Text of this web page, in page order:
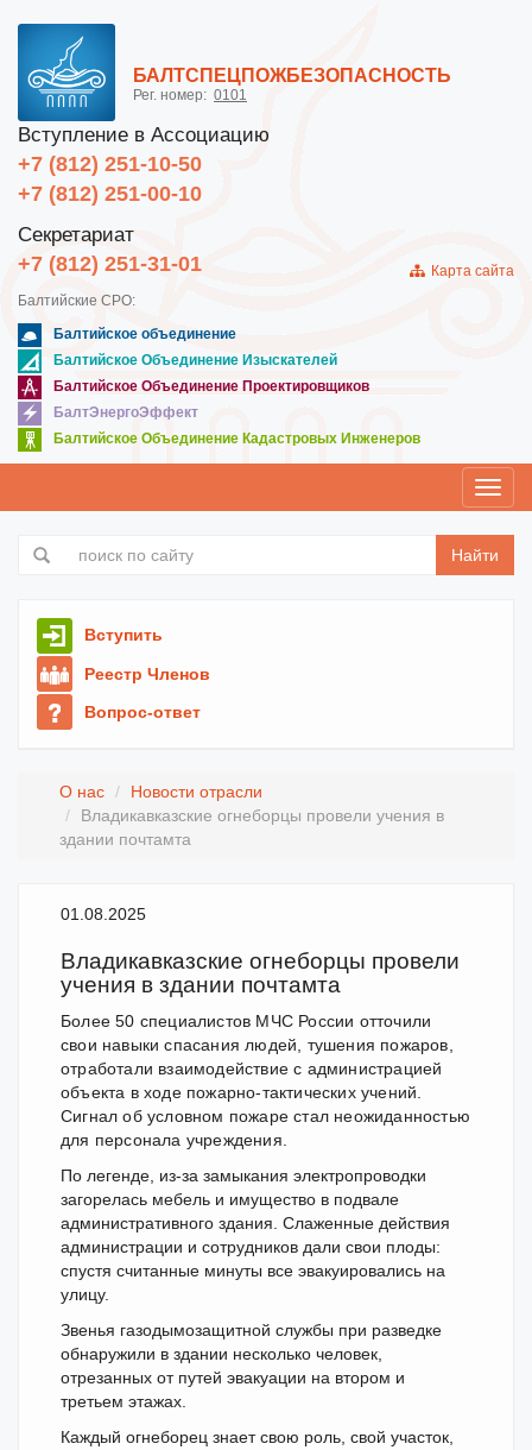
БАЛТСПЕЦПОЖБЕЗОПАСНОСТЬ
Рег. номер: 0101
Вступление в Ассоциацию
+7 (812) 251-10-50
+7 (812) 251-00-10
Секретариат
+7 (812) 251-31-01
Карта сайта
Балтийские СРО:
Балтийское объединение
Балтийское Объединение Изыскателей
Балтийское Объединение Проектировщиков
БалтЭнергоЭффект
Балтийское Объединение Кадастровых Инженеров
Найти
Вступить
Реестр Членов
Вопрос-ответ
О нас
Новости отрасли
Владикавказские огнеборцы провели учения в
здании почтамта
01.08.2025
Владикавказские огнеборцы провели
учения в здании почтамта
Более 50 специалистов МЧС России отточили
свои навыки спасания людей, тушения пожаров,
отработали взаимодействие с администрацией
объекта в ходе пожарно-тактических учений.
Сигнал об условном пожаре стал неожиданностью
для персонала учреждения.
По легенде, из-за замыкания электропроводки
загорелась мебель и имущество в подвале
административного здания. Слаженные действия
администрации и сотрудников дали свои плоды:
спустя считанные минуты все эвакуировались на
улицу.
Звенья газодымозащитной службы при разведке
обнаружили в здании несколько человек,
отрезанных от путей эвакуации на втором и
третьем этажах.
Каждый огнеборец знает свою роль, свой участок,